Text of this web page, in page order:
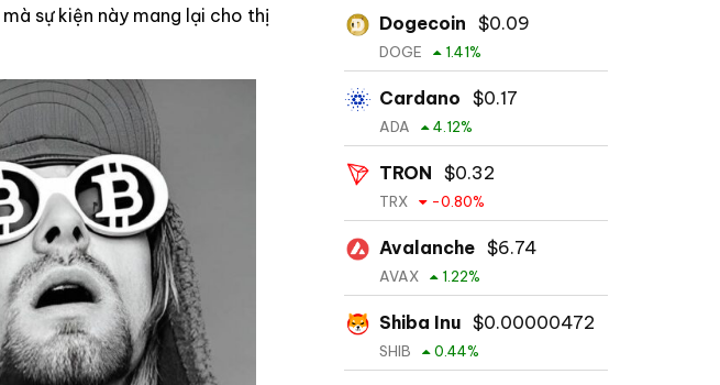
mà sự kiện này mang lại cho thị
Dogecoin $0.09
DOGE 1.41%
Cardano $0.17
ADA 4.12%
TRON $0.32
TRX -0.80%
Avalanche $6.74
AVAX 1.22%
Shiba Inu $0.00000472
SHIB 0.44%